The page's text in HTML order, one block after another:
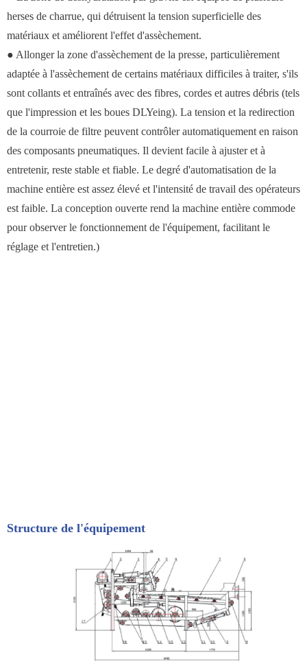
herses de charrue, qui détruisent la tension superficielle des
matériaux et améliorent l'effet d'assèchement.
● Allonger la zone d'assèchement de la presse, particulièrement
adaptée à l'assèchement de certains matériaux difficiles à traiter, s'ils
sont collants et entraînés avec des fibres, cordes et autres débris (tels
que l'impression et les boues DLYeing). La tension et la redirection
de la courroie de filtre peuvent contrôler automatiquement en raison
des composants pneumatiques. Il devient facile à ajuster et à
entretenir, reste stable et fiable. Le degré d'automatisation de la
machine entière est assez élevé et l'intensité de travail des opérateurs
est faible. La conception ouverte rend la machine entière commode
pour observer le fonctionnement de l'équipement, facilitant le
réglage et l'entretien.)
Structure de l'équipement